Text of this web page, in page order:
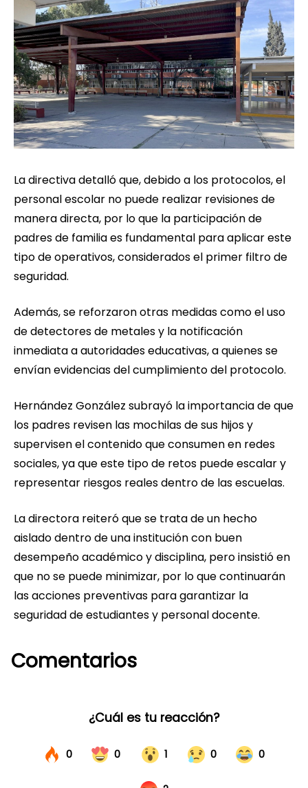
La directiva detalló que, debido a los protocolos, el
personal escolar no puede realizar revisiones de
manera directa, por lo que la participación de
padres de familia es fundamental para aplicar este
tipo de operativos, considerados el primer filtro de
seguridad.
Además, se reforzaron otras medidas como el uso
de detectores de metales y la notificación
inmediata a autoridades educativas, a quienes se
envían evidencias del cumplimiento del protocolo.
Hernández González subrayó la importancia de que
los padres revisen las mochilas de sus hijos y
supervisen el contenido que consumen en redes
sociales, ya que este tipo de retos puede escalar y
representar riesgos reales dentro de las escuelas.
La directora reiteró que se trata de un hecho
aislado dentro de una institución con buen
desempeño académico y disciplina, pero insistió en
que no se puede minimizar, por lo que continuarán
las acciones preventivas para garantizar la
seguridad de estudiantes y personal docente.
Comentarios